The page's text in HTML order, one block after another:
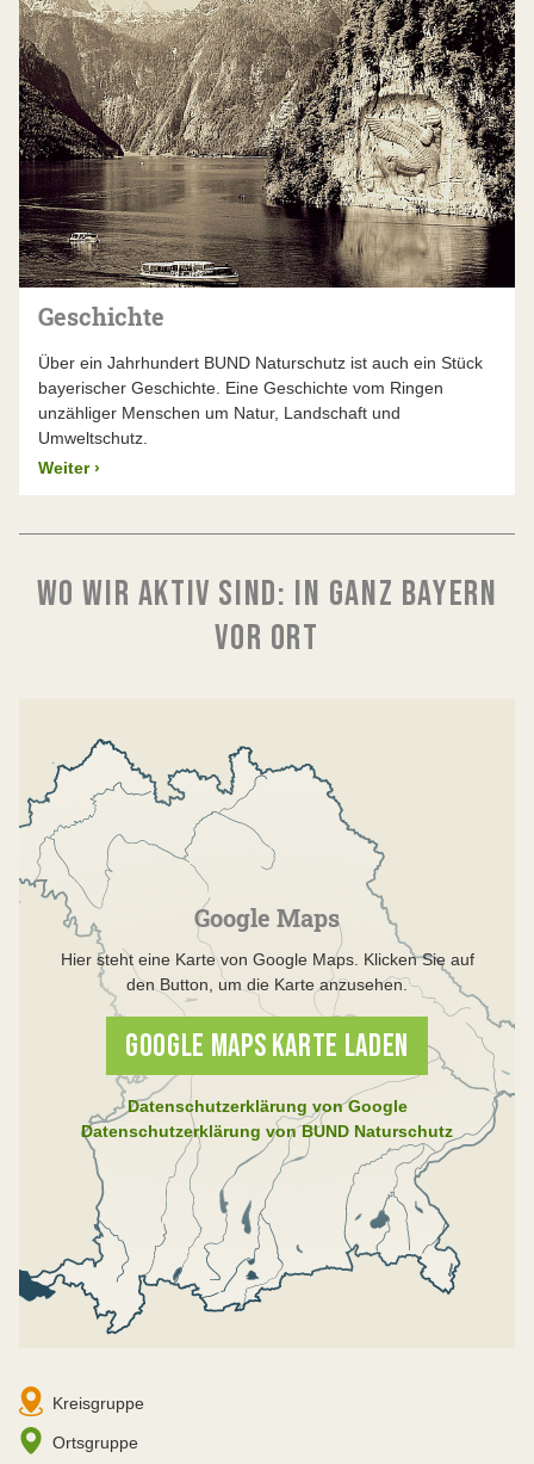
Geschichte
Über ein Jahrhundert BUND Naturschutz ist auch ein Stück
bayerischer Geschichte. Eine Geschichte vom Ringen
unzähliger Menschen um Natur, Landschaft und
Umweltschutz.
Weiter ›
WO WIR AKTIV SIND: IN GANZ BAYERN
VOR ORT
Google Maps
Hier steht eine Karte von Google Maps. Klicken Sie auf
den Button, um die Karte anzusehen.
GOOGLE MAPS KARTE LADEN
Datenschutzerklärung von Google
Datenschutzerklärung von BUND Naturschutz
Kreisgruppe
Ortsgruppe